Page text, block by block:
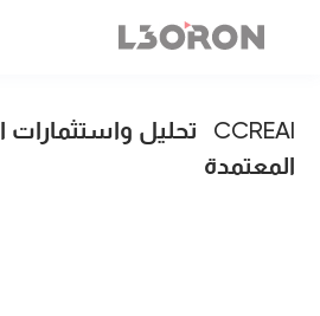
CCREAI
تحليل واستثمارات
المعتمدة